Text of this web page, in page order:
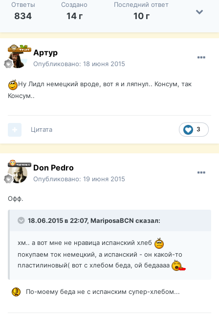
Ответы
834
Создано
14 г
Последний ответ
10 г
Артур
Опубликовано: 18 июня 2015
Ну Лидл немецкий вроде, вот я и ляпнул.. Консум, так
Консум..
3
Цитата
Don Pedro
Опубликовано: 19 июня 2015
Офф.
18.06.2015 в 22:07, MariposaBCN сказал:
хм.. а вот мне не нравица испанский хлеб
покупаем ток немецкий, а испанский - он какой-то
пластилиновый( вот с хлебом беда, ой бедаааа
По-моему беда не с испанским супер-хлебом...